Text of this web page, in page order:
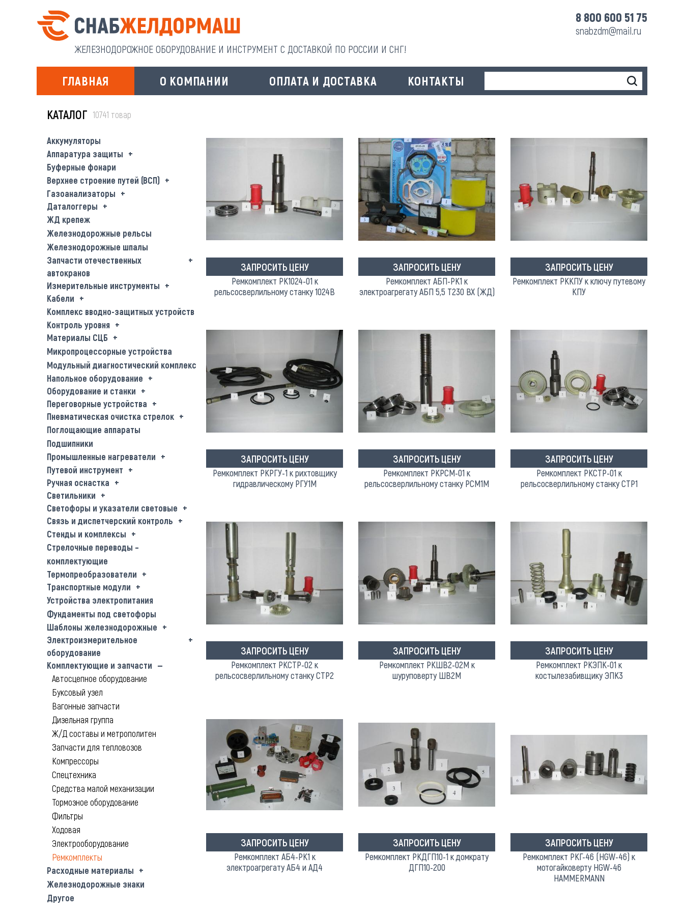
ЖЕЛЕЗНОДОРОЖНОЕ ОБОРУДОВАНИЕ И ИНСТРУМЕНТ С ДОСТАВКОЙ ПО РОССИИ И СНГ!
8 800 600 51 75
snabzdm@mail.ru
ГЛАВНАЯ О КОМПАНИИ ОПЛАТА И ДОСТАВКА КОНТАКТЫ
КАТАЛОГ 10741 товар
Аккумуляторы
Аппаратура защиты
Буферные фонари
Верхнее строение путей (ВСП)
Газоанализаторы
Даталоггеры
ЖД крепеж
Железнодорожные рельсы
Железнодорожные шпалы
Запчасти отечественных
автокранов
Измерительные инструменты
Кабели
Комплекс вводно-защитных устройств
Контроль уровня
Материалы СЦБ
Микропроцессорные устройства
Модульный диагностический комплекс
Напольное оборудование
Оборудование и станки
Переговорные устройства
Пневматическая очистка стрелок
Поглощающие аппараты
Подшипники
Промышленные нагреватели
Путевой инструмент
Ручная оснастка
Светильники
Светофоры и указатели световые
Связь и диспетчерский контроль
Стенды и комплексы
Стрелочные переводы –
комплектующие
Термопреобразователи
Транспортные модули
Устройства электропитания
Фундаменты под светофоры
Шаблоны железнодорожные
Электроизмерительное
оборудование
Комплектующие и запчасти
Автосцепное оборудование
Буксовый узел
Вагонные запчасти
Дизельная группа
Ж/Д составы и метрополитен
Запчасти для тепловозов
Компрессоры
Спецтехника
Средства малой механизации
Тормозное оборудование
Фильтры
Ходовая
Электрооборудование
Ремкомплекты
Расходные материалы
Железнодорожные знаки
Другое
ЗАПРОСИТЬ ЦЕНУ
Ремкомплект РК1024-01 к
рельсосверлильному станку 1024В
ЗАПРОСИТЬ ЦЕНУ
Ремкомплект АБП-РК1 к
электроагрегату АБП 5,5 Т230 ВХ (ЖД)
ЗАПРОСИТЬ ЦЕНУ
Ремкомплект РККПУ к ключу путевому
КПУ
ЗАПРОСИТЬ ЦЕНУ
Ремкомплект РКРГУ-1 к рихтовщику
гидравлическому РГУ1М
ЗАПРОСИТЬ ЦЕНУ
Ремкомплект РКРСМ-01 к
рельсосверлильному станку РСМ1М
ЗАПРОСИТЬ ЦЕНУ
Ремкомплект РКСТР-01 к
рельсосверлильному станку СТР1
ЗАПРОСИТЬ ЦЕНУ
Ремкомплект РКСТР-02 к
рельсосверлильному станку СТР2
ЗАПРОСИТЬ ЦЕНУ
Ремкомплект РКШВ2-02М к
шуруповерту ШВ2М
ЗАПРОСИТЬ ЦЕНУ
Ремкомплект РКЭПК-01 к
костылезабивщику ЭПК3
ЗАПРОСИТЬ ЦЕНУ
Ремкомплект АБ4-РК1 к
электроагрегату АБ4 и АД4
ЗАПРОСИТЬ ЦЕНУ
Ремкомплект РКДГП10-1 к домкрату
ДГП10-200
ЗАПРОСИТЬ ЦЕНУ
Ремкомплект РКГ-46 (HGW-46) к
мотогайковерту HGW-46
HAMMERMANN